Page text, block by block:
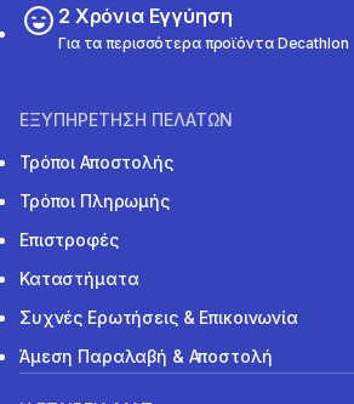
2 Χρόνια Εγγύηση
Για τα περισσότερα προϊόντα Decathlon
ΕΞΥΠΗΡΕΤΗΣΗ ΠΕΛΑΤΩΝ
Τρόποι Αποστολής
Τρόποι Πληρωμής
Επιστροφές
Καταστήματα
Συχνές Ερωτήσεις & Επικοινωνία
Άμεση Παραλαβή & Αποστολή